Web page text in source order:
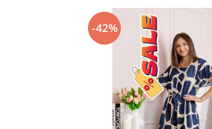
-42%